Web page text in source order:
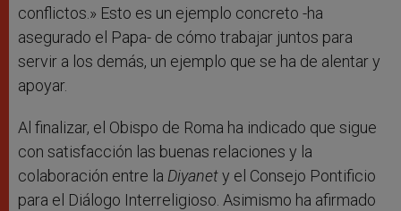
conflictos.» Esto es un ejemplo concreto -ha
asegurado el Papa- de cómo trabajar juntos para
servir a los demás, un ejemplo que se ha de alentar y
apoyar.
Al finalizar, el Obispo de Roma ha indicado que sigue
con satisfacción las buenas relaciones y la
colaboración entre la Diyanety el Consejo Pontificio
para el Diálogo Interreligioso. Asimismo ha afirmado